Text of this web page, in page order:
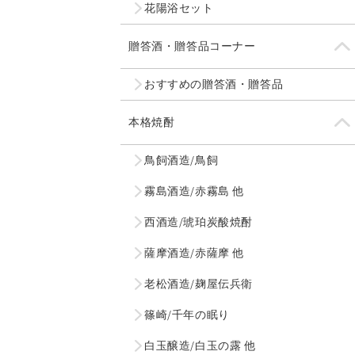
花陽浴セット
贈答酒・贈答品コーナー
おすすめの贈答酒・贈答品
本格焼酎
鳥飼酒造/鳥飼
霧島酒造/赤霧島 他
西酒造/琥珀炭酸焼酎
薩摩酒造/赤薩摩 他
老松酒造/麹屋伝兵衛
篠崎/千年の眠り
白玉醸造/白玉の露 他